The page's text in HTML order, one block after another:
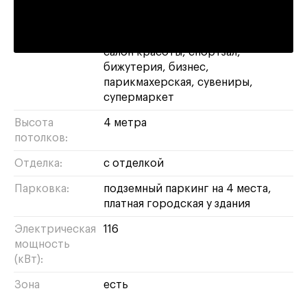
салон красоты спортзал
бижутерия бизнес
парикмахерская сувениры
супермаркет
Высота
потолков:
4 метра
Отделка: с отделкой
Парковка:
подземный паркинг на 4 места,
платная городская у здания
Электрическая
мощность
(кВт):
116
Зона
есть